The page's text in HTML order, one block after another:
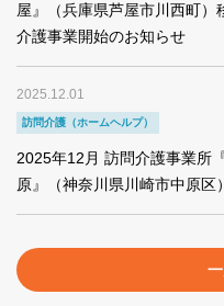
屋』（兵庫県芦屋市川西町）
介護事業開始のお知らせ
2025.12.01
訪問介護（ホームヘルプ）
2025年12月 訪問介護事業所
原』（神奈川県川崎市中原区